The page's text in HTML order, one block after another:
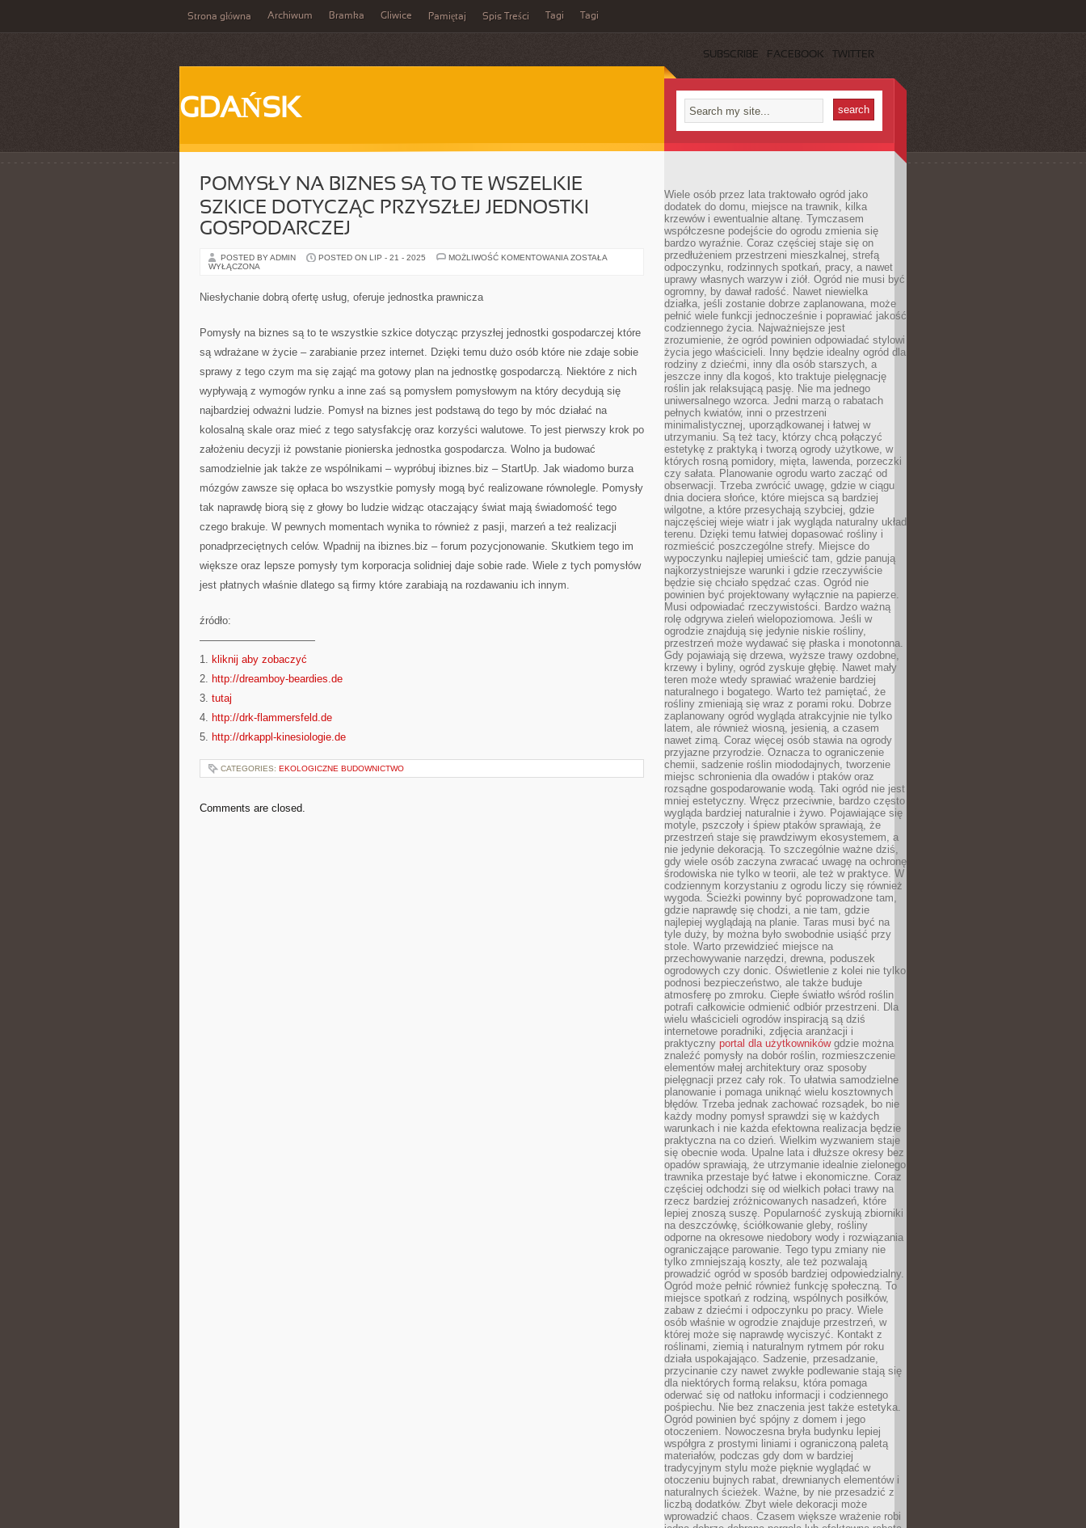
Strona główna Archiwum Bramka Gliwice Pamiętaj Spis Treści Tagi Tagi
SUBSCRIBE FACEBOOK TWITTER
GDAŃSK
POMYSŁY NA BIZNES SĄ TO TE WSZELKIE
SZKICE DOTYCZĄC PRZYSZŁEJ JEDNOSTKI
GOSPODARCZEJ
POSTED BY ADMIN POSTED ON LIP - 21 - 2025 MOŻLIWOŚĆ KOMENTOWANIA POMYSŁY
DOTYCZĄC
PRZYSZŁEJ
GOSPODARCZEJ
ZOSTAŁA
WYŁĄCZONA
Niesłychanie dobrą ofertę usług, oferuje jednostka prawnicza
Pomysły na biznes są to te wszystkie szkice dotycząc przyszłej jednostki gospodarczej które
są wdrażane w życie – zarabianie przez internet. Dzięki temu dużo osób które nie zdaje sobie
sprawy z tego czym ma się zająć ma gotowy plan na jednostkę gospodarczą. Niektóre z nich
wypływają z wymogów rynku a inne zaś są pomysłem pomysłowym na który decydują się
najbardziej odważni ludzie. Pomysł na biznes jest podstawą do tego by móc działać na
kolosalną skale oraz mieć z tego satysfakcję oraz korzyści walutowe. To jest pierwszy krok po
założeniu decyzji iż powstanie pionierska jednostka gospodarcza. Wolno ja budować
samodzielnie jak także ze wspólnikami – wypróbuj ibiznes.biz – StartUp. Jak wiadomo burza
mózgów zawsze się opłaca bo wszystkie pomysły mogą być realizowane równolegle. Pomysły
tak naprawdę biorą się z głowy bo ludzie widząc otaczający świat mają świadomość tego
czego brakuje. W pewnych momentach wynika to również z pasji, marzeń a też realizacji
ponadprzeciętnych celów. Wpadnij na ibiznes.biz – forum pozycjonowanie. Skutkiem tego im
większe oraz lepsze pomysły tym korporacja solidniej daje sobie rade. Wiele z tych pomysłów
jest płatnych właśnie dlatego są firmy które zarabiają na rozdawaniu ich innym.
źródło:
———————————
1. kliknij aby zobaczyć
2. http://dreamboy-beardies.de
3. tutaj
4. http://drk-flammersfeld.de
5. http://drkappl-kinesiologie.de
CATEGORIES: EKOLOGICZNE BUDOWNICTWO
Comments are closed.
Wiele osób przez lata traktowało ogród jako
dodatek do domu, miejsce na trawnik, kilka
krzewów i ewentualnie altanę. Tymczasem
współczesne podejście do ogrodu zmienia się
bardzo wyraźnie. Coraz częściej staje się on
przedłużeniem przestrzeni mieszkalnej, strefą
odpoczynku, rodzinnych spotkań, pracy, a nawet
uprawy własnych warzyw i ziół. Ogród nie musi być
ogromny, by dawał radość. Nawet niewielka
działka, jeśli zostanie dobrze zaplanowana, może
pełnić wiele funkcji jednocześnie i poprawiać jakość
codziennego życia. Najważniejsze jest
zrozumienie, że ogród powinien odpowiadać stylowi
życia jego właścicieli. Inny będzie idealny ogród dla
rodziny z dziećmi, inny dla osób starszych, a
jeszcze inny dla kogoś, kto traktuje pielęgnację
roślin jak relaksującą pasję. Nie ma jednego
uniwersalnego wzorca. Jedni marzą o rabatach
pełnych kwiatów, inni o przestrzeni
minimalistycznej, uporządkowanej i łatwej w
utrzymaniu. Są też tacy, którzy chcą połączyć
estetykę z praktyką i tworzą ogrody użytkowe, w
których rosną pomidory, mięta, lawenda, porzeczki
czy sałata. Planowanie ogrodu warto zacząć od
obserwacji. Trzeba zwrócić uwagę, gdzie w ciągu
dnia dociera słońce, które miejsca są bardziej
wilgotne, a które przesychają szybciej, gdzie
najczęściej wieje wiatr i jak wygląda naturalny układ
terenu. Dzięki temu łatwiej dopasować rośliny i
rozmieścić poszczególne strefy. Miejsce do
wypoczynku najlepiej umieścić tam, gdzie panują
najkorzystniejsze warunki i gdzie rzeczywiście
będzie się chciało spędzać czas. Ogród nie
powinien być projektowany wyłącznie na papierze.
Musi odpowiadać rzeczywistości. Bardzo ważną
rolę odgrywa zieleń wielopoziomowa. Jeśli w
ogrodzie znajdują się jedynie niskie rośliny,
przestrzeń może wydawać się płaska i monotonna.
Gdy pojawiają się drzewa, wyższe trawy ozdobne,
krzewy i byliny, ogród zyskuje głębię. Nawet mały
teren może wtedy sprawiać wrażenie bardziej
naturalnego i bogatego. Warto też pamiętać, że
rośliny zmieniają się wraz z porami roku. Dobrze
zaplanowany ogród wygląda atrakcyjnie nie tylko
latem, ale również wiosną, jesienią, a czasem
nawet zimą. Coraz więcej osób stawia na ogrody
przyjazne przyrodzie. Oznacza to ograniczenie
chemii, sadzenie roślin miododajnych, tworzenie
miejsc schronienia dla owadów i ptaków oraz
rozsądne gospodarowanie wodą. Taki ogród nie jest
mniej estetyczny. Wręcz przeciwnie, bardzo często
wygląda bardziej naturalnie i żywo. Pojawiające się
motyle, pszczoły i śpiew ptaków sprawiają, że
przestrzeń staje się prawdziwym ekosystemem, a
nie jedynie dekoracją. To szczególnie ważne dziś,
gdy wiele osób zaczyna zwracać uwagę na ochronę
środowiska nie tylko w teorii, ale też w praktyce. W
codziennym korzystaniu z ogrodu liczy się również
wygoda. Ścieżki powinny być poprowadzone tam,
gdzie naprawdę się chodzi, a nie tam, gdzie
najlepiej wyglądają na planie. Taras musi być na
tyle duży, by można było swobodnie usiąść przy
stole. Warto przewidzieć miejsce na
przechowywanie narzędzi, drewna, poduszek
ogrodowych czy donic. Oświetlenie z kolei nie tylko
podnosi bezpieczeństwo, ale także buduje
atmosferę po zmroku. Ciepłe światło wśród roślin
potrafi całkowicie odmienić odbiór przestrzeni. Dla
wielu właścicieli ogrodów inspiracją są dziś
internetowe poradniki, zdjęcia aranżacji i
praktyczny portal dla użytkownikówgdzie można
znaleźć pomysły na dobór roślin, rozmieszczenie
elementów małej architektury oraz sposoby
pielęgnacji przez cały rok. To ułatwia samodzielne
planowanie i pomaga uniknąć wielu kosztownych
błędów. Trzeba jednak zachować rozsądek, bo nie
każdy modny pomysł sprawdzi się w każdych
warunkach i nie każda efektowna realizacja będzie
praktyczna na co dzień. Wielkim wyzwaniem staje
się obecnie woda. Upalne lata i dłuższe okresy bez
opadów sprawiają, że utrzymanie idealnie zielonego
trawnika przestaje być łatwe i ekonomiczne. Coraz
częściej odchodzi się od wielkich połaci trawy na
rzecz bardziej zróżnicowanych nasadzeń, które
lepiej znoszą suszę. Popularność zyskują zbiorniki
na deszczówkę, ściółkowanie gleby, rośliny
odporne na okresowe niedobory wody i rozwiązania
ograniczające parowanie. Tego typu zmiany nie
tylko zmniejszają koszty, ale też pozwalają
prowadzić ogród w sposób bardziej odpowiedzialny.
Ogród może pełnić również funkcję społeczną. To
miejsce spotkań z rodziną, wspólnych posiłków,
zabaw z dziećmi i odpoczynku po pracy. Wiele
osób właśnie w ogrodzie znajduje przestrzeń, w
której może się naprawdę wyciszyć. Kontakt z
roślinami, ziemią i naturalnym rytmem pór roku
działa uspokajająco. Sadzenie, przesadzanie,
przycinanie czy nawet zwykłe podlewanie stają się
dla niektórych formą relaksu, która pomaga
oderwać się od natłoku informacji i codziennego
pośpiechu. Nie bez znaczenia jest także estetyka.
Ogród powinien być spójny z domem i jego
otoczeniem. Nowoczesna bryła budynku lepiej
współgra z prostymi liniami i ograniczoną paletą
materiałów, podczas gdy dom w bardziej
tradycyjnym stylu może pięknie wyglądać w
otoczeniu bujnych rabat, drewnianych elementów i
naturalnych ścieżek. Ważne, by nie przesadzić z
liczbą dodatków. Zbyt wiele dekoracji może
wprowadzić chaos. Czasem większe wrażenie robi